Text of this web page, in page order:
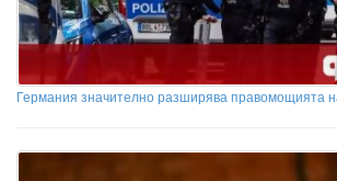
Германия значително разширява правомощията